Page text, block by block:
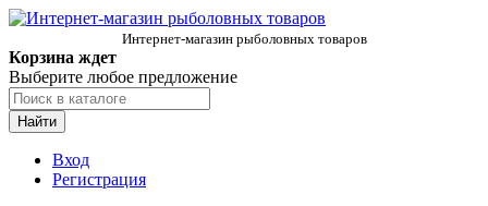
Интернет-магазин рыболовных товаров
Корзина ждет
Выберите любое предложение
Найти
Вход
Регистрация